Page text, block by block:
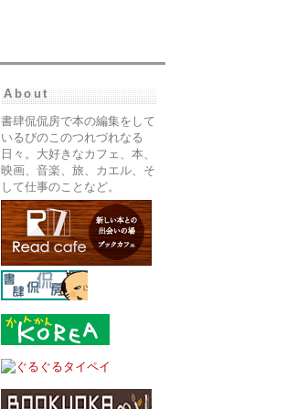
About
書肆侃侃房で本の編集をして
いるぴのこのつれづれなる
日々。大好きなカフェ、本、
映画、音楽、旅、カエル、そ
して仕事のことなど。